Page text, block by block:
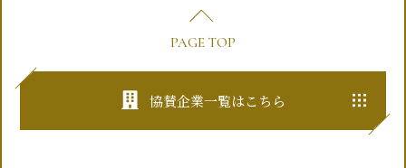
PAGE TOP
協賛企業一覧はこちら